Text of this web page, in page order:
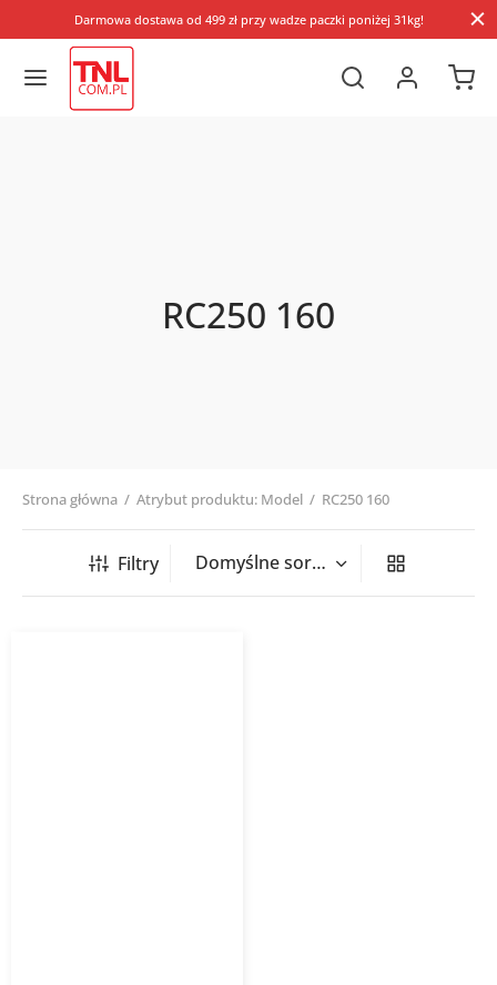
Darmowa dostawa od 499 zł przy wadze paczki poniżej 31kg!
RC250 160
Strona główna / Atrybut produktu: Model / RC250 160
Filtry